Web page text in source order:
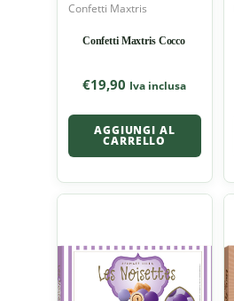
Confetti Maxtris
Confetti Maxtris Cocco
€19,90 Iva inclusa
AGGIUNGI AL
CARRELLO